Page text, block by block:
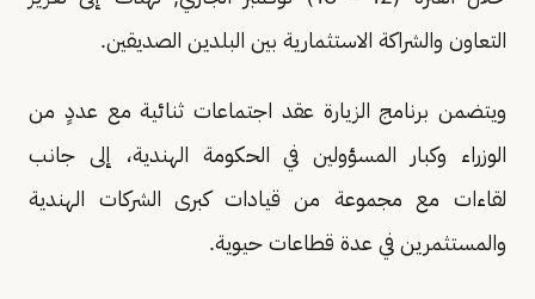
التعاون والشراكة الاستثمارية بين البلدين الصديقين.
ويتضمن برنامج الزيارة عقد اجتماعات ثنائية مع عددٍ من
الوزراء وكبار المسؤولين في الحكومة الهندية، إلى جانب
لقاءات مع مجموعة من قيادات كبرى الشركات الهندية
والمستثمرين في عدة قطاعات حيوية.